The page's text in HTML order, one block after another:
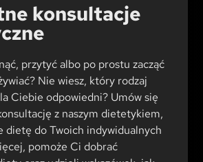
konsultacje
przytyć albo po prostu zacząć
Nie wiesz, który rodzaj
Ciebie odpowiedni? Umów się
z naszym dietetykiem,
dietę do Twoich indywidualnych
pomoże Ci dobrać